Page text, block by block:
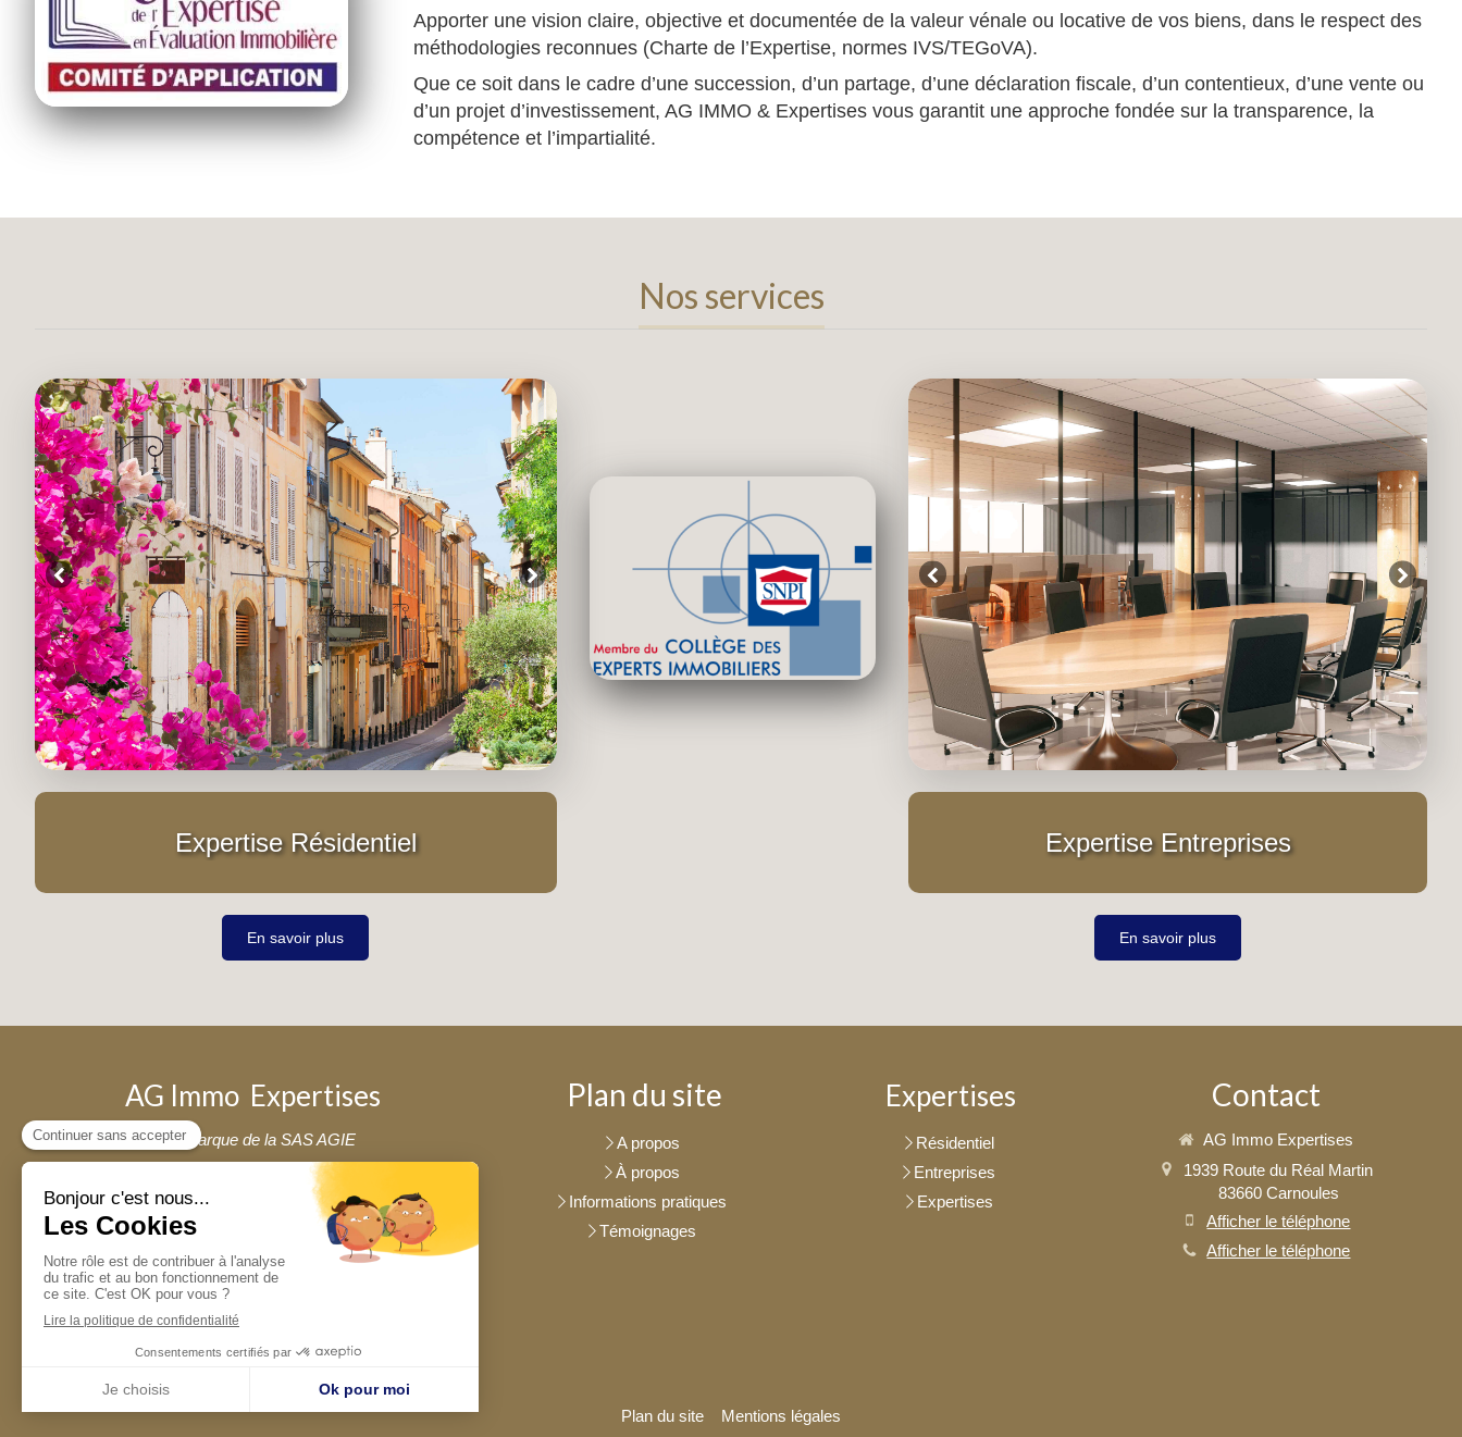
Apporter une vision claire, objective et documentée de la valeur vénale ou locative de vos biens, dans le respect des
méthodologies reconnues (Charte de l’Expertise, normes IVS/TEGoVA).
Que ce soit dans le cadre d’une succession, d’un partage, d’une déclaration fiscale, d’un contentieux, d’une vente ou
d’un projet d’investissement, AG IMMO & Expertises vous garantit une approche fondée sur la transparence, la
compétence et l’impartialité.
Nos services
Expertise Résidentiel
En savoir plus
Expertise Entreprises
En savoir plus
AG Immo Expertises
Une marque de la SAS AGIE
Inscrit au RCS de Toulon 931 898 829
Assurance RC Pro Sérénis VD 8000026/000364/23232
Contact
Plan du site
A propos
À propos
Informations pratiques
Témoignages
Expertises
Résidentiel
Entreprises
Expertises
Contact
AG Immo Expertises
1939 Route du Réal Martin
83660 Carnoules
Afficher le téléphone
Afficher le téléphone
Plan du site Mentions légales